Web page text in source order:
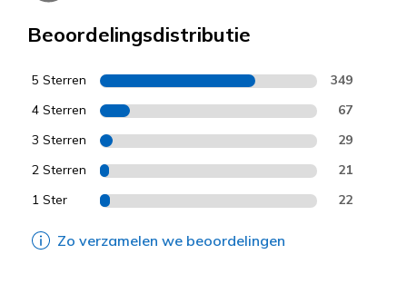
Beoordelingsdistributie
5 Sterren 349
4 Sterren 67
3 Sterren 29
2 Sterren 21
1 Ster 22
Zo verzamelen we beoordelingen